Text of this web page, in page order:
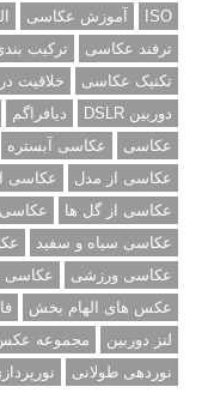
ISO آموزش عکاسی
ترفند عکاسی
ترکیب
تکنیک عکاسی
خلاقیت
دوربین DSLR
دیافراگم
عکاسی
عکاسی آبستره
عکاسی از مدل
عکاسی
عکاسی از گل ها
عکاسی
عکاسی سیاه و سفید
عکاسی ورزشی
عکاسی
عکس های الهام بخش
لنز دوربین
مجموعه
نوردهی طولانی